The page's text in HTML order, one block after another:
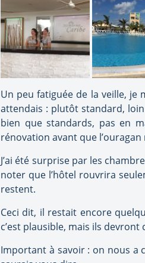
Un peu fatiguée de la veille, je
attendais : plutôt standard,
bien que standards, pas en
rénovation avant que l’ouragan
J’ai été surprise par les
noter que l’hôtel rouvrira
restent.
Ceci dit, il restait encore
c’est plausible, mais ils
Important à savoir : on nous a